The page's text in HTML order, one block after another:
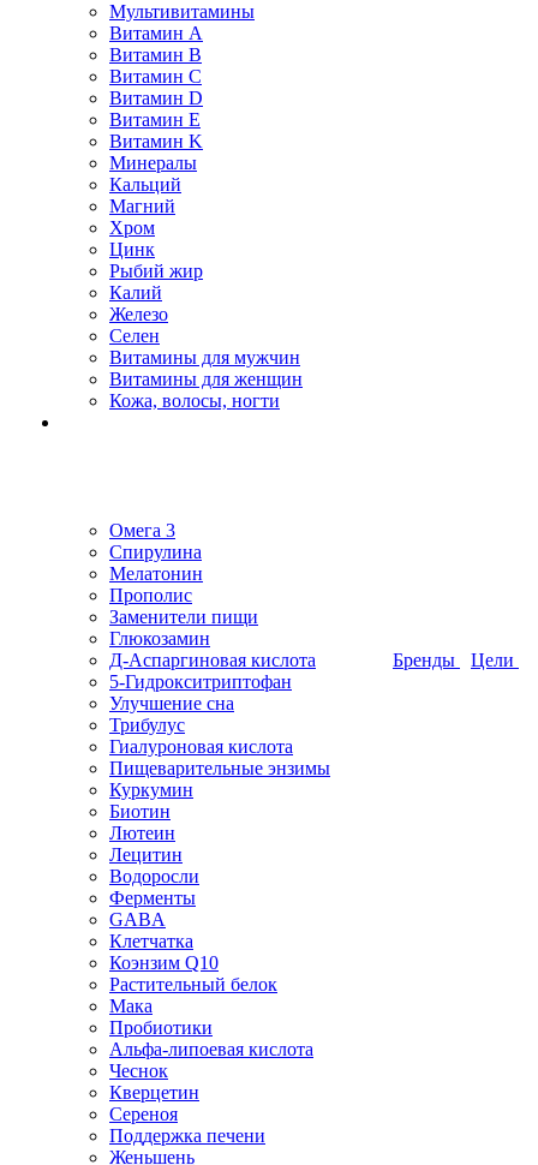
Мультивитамины
Витамин A
Витамин B
Витамин C
Витамин D
Витамин E
Витамин K
Минералы
Кальций
Магний
Хром
Цинк
Рыбий жир
Калий
Железо
Селен
Витамины для мужчин
Витамины для женщин
Кожа, волосы, ногти
Омега 3
Спирулина
Мелатонин
Прополис
Заменители пищи
Глюкозамин
Д-Аспаргиновая кислота
5-Гидрокситриптофан
Улучшение сна
Трибулус
Гиалуроновая кислота
Пищеварительные энзимы
Куркумин
Биотин
Лютеин
Лецитин
Водоросли
Ферменты
GABA
Клетчатка
Коэнзим Q10
Растительный белок
Мака
Пробиотики
Альфа-липоевая кислота
Чеснок
Кверцетин
Сереноя
Поддержка печени
Женьшень
Бренды Цели